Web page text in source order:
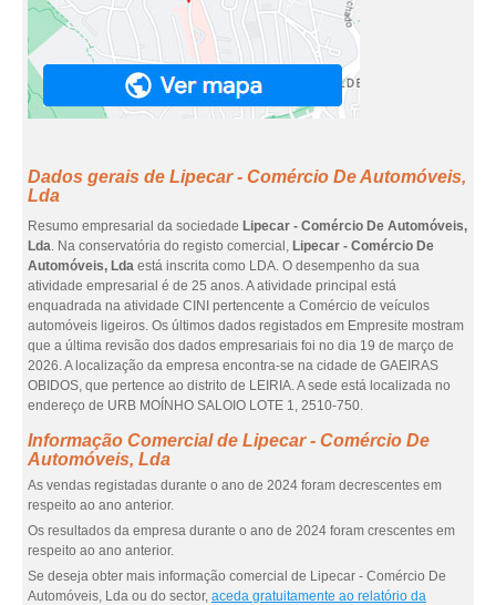
Dados gerais de Lipecar - Comércio De Automóveis,
Lda
Resumo empresarial da sociedade Lipecar - Comércio De Automóveis,
Lda. Na conservatória do registo comercial, Lipecar - Comércio De
Automóveis, Lda está inscrita como LDA. O desempenho da sua
atividade empresarial é de 25 anos. A atividade principal está
enquadrada na atividade CINI pertencente a Comércio de veículos
automóveis ligeiros. Os últimos dados registados em Empresite mostram
que a última revisão dos dados empresariais foi no dia 19 de março de
2026. A localização da empresa encontra-se na cidade de GAEIRAS
OBIDOS, que pertence ao distrito de LEIRIA. A sede está localizada no
endereço de URB MOÍNHO SALOIO LOTE 1, 2510-750.
Informação Comercial de Lipecar - Comércio De
Automóveis, Lda
As vendas registadas durante o ano de 2024 foram decrescentes em
respeito ao ano anterior.
Os resultados da empresa durante o ano de 2024 foram crescentes em
respeito ao ano anterior.
Se deseja obter mais informação comercial de Lipecar - Comércio De
Automóveis, Lda ou do sector, aceda gratuitamente ao relatório da